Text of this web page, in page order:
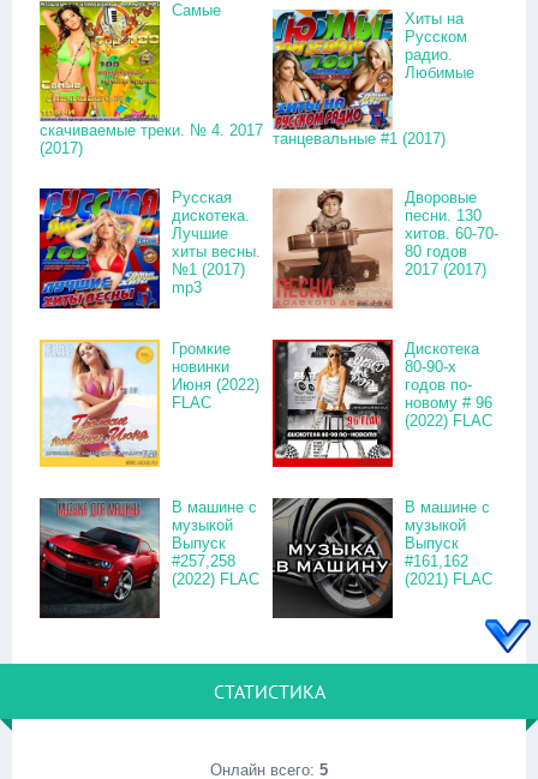
Самые
скачиваемые треки. № 4. 2017
(2017)
Хиты на
Русском
радио.
Любимые
танцевальные #1 (2017)
Русская
дискотека.
Лучшие
хиты весны.
№1 (2017)
mp3
Дворовые
песни. 130
хитов. 60-70-
80 годов
2017 (2017)
Громкие
новинки
Июня (2022)
FLAC
Дискотека
80-90-х
годов по-
новому # 96
(2022) FLAC
В машине с
музыкой
Выпуск
#257,258
(2022) FLAC
В машине с
музыкой
Выпуск
#161,162
(2021) FLAC
СТАТИСТИКА
Онлайн всего: 5